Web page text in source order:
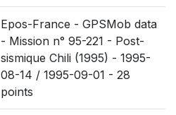
Epos-France - GPSMob data
- Mission n° 95-221 - Post-
sismique Chili (1995) - 1995-
08-14 / 1995-09-01 - 28
points